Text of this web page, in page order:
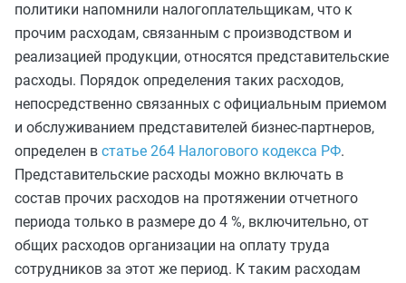
политики напомнили налогоплательщикам, что к
прочим расходам, связанным с производством и
реализацией продукции, относятся представительские
расходы. Порядок определения таких расходов,
непосредственно связанных с официальным приемом
и обслуживанием представителей бизнес-партнеров,
определен в статье 264 Налогового кодекса РФ.
Представительские расходы можно включать в
состав прочих расходов на протяжении отчетного
периода только в размере до 4 %, включительно, от
общих расходов организации на оплату труда
сотрудников за этот же период. К таким расходам